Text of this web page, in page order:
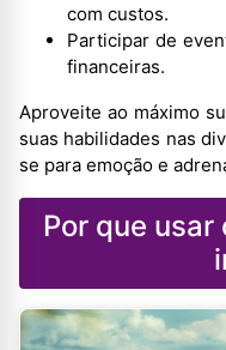
com custos.
Participar de
financeiras.
Aproveite ao máximo
suas habilidades nas
se para emoção e
Por que